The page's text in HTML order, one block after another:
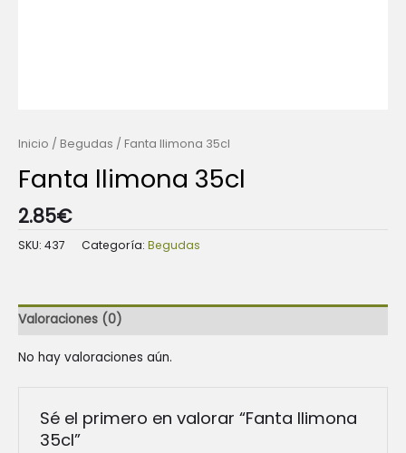
Inicio / Begudas / Fanta llimona 35cl
Fanta llimona 35cl
2.85€
SKU: 437 Categoría: Begudas
Valoraciones (0)
No hay valoraciones aún.
Sé el primero en valorar “Fanta llimona
35cl”